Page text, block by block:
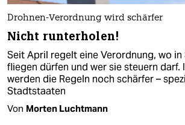
Drohnen-Verordnung wird schärfer
Nicht runterholen!
Seit April regelt eine Verordnung, wo
fliegen dürfen und wer sie steuern darf.
werden die Regeln noch schärfer –
Stadtstaaten
Von Morten Luchtmann